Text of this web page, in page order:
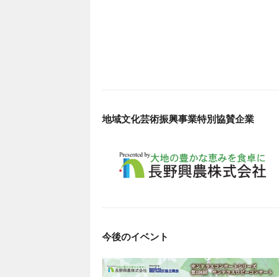
地域文化芸術振興事業特別協賛企業
今後のイベント